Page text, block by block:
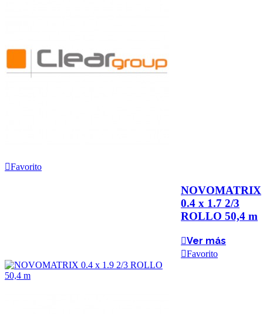
Favorito
NOVOMATRIX
0.4 x 1.7 2/3
ROLLO 50,4 m
Ver más
Favorito